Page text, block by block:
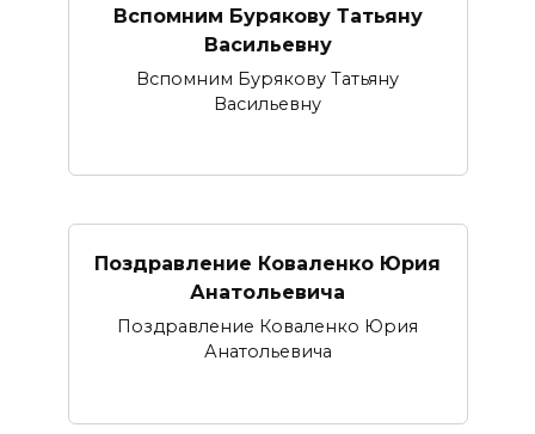
Вспомним Бурякову Татьяну
Васильевну
Вспомним Бурякову Татьяну
Васильевну
Поздравление Коваленко Юрия
Анатольевича
Поздравление Коваленко Юрия
Анатольевича